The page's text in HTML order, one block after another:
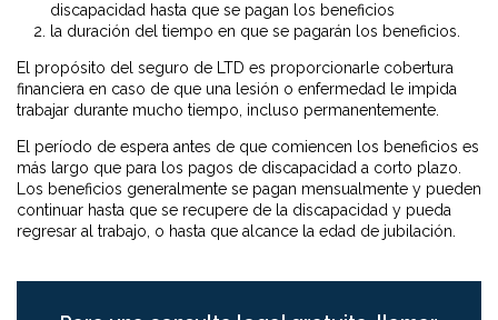
discapacidad hasta que se pagan los beneficios
la duración del tiempo en que se pagarán los beneficios.
El propósito del seguro de LTD es proporcionarle cobertura
financiera en caso de que una lesión o enfermedad le impida
trabajar durante mucho tiempo, incluso permanentemente.
El período de espera antes de que comiencen los beneficios es
más largo que para los pagos de discapacidad a corto plazo.
Los beneficios generalmente se pagan mensualmente y pueden
continuar hasta que se recupere de la discapacidad y pueda
regresar al trabajo, o hasta que alcance la edad de jubilación.